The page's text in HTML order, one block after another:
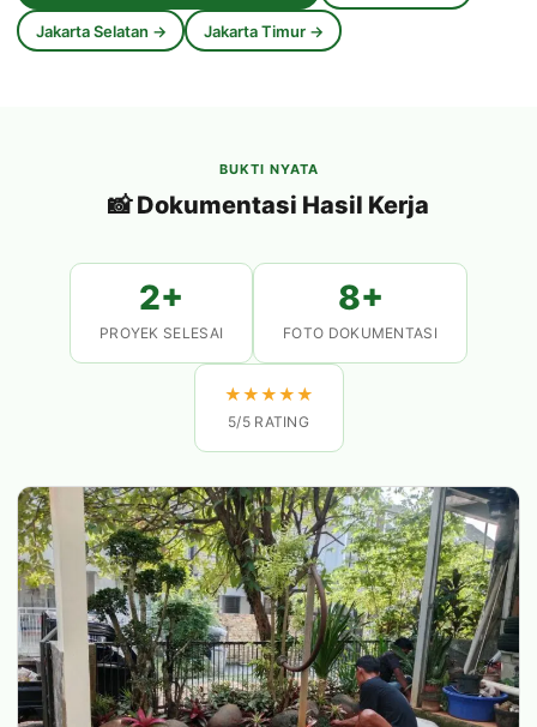
Jakarta Selatan → Jakarta Timur →
BUKTI NYATA
📸 Dokumentasi Hasil Kerja
2+
PROYEK SELESAI
8+
FOTO DOKUMENTASI
★★★★★
5/5 RATING